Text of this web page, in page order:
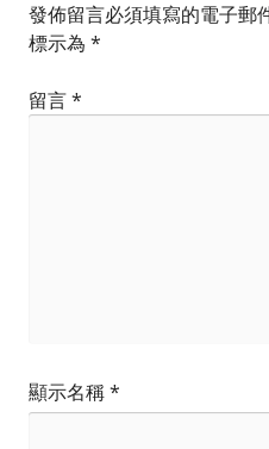
發佈留言必須填寫的電子郵
標示為 *
留言*
顯示名稱*